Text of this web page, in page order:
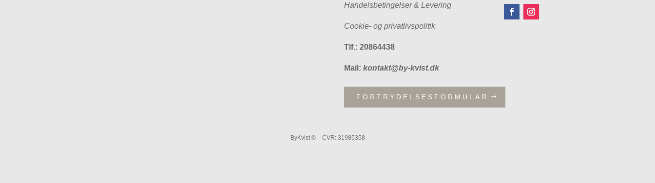
Handelsbetingelser & Levering
Cookie- og privatlivspolitik
Tlf.: 20864438
Mail:kontakt@by-kvist.dk
FORTRYDELSESFORMULAR
ByKvist © – CVR: 31985358